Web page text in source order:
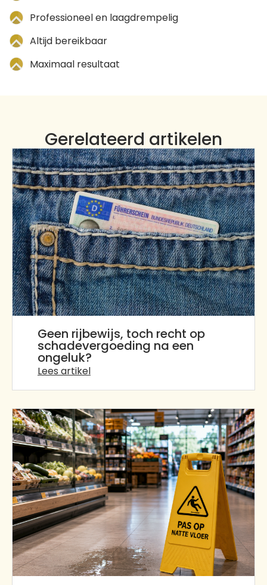
Professioneel en laagdrempelig
Altijd bereikbaar
Maximaal resultaat
Gerelateerd artikelen
Geen rijbewijs, toch recht op
schadevergoeding na een
ongeluk?
Lees artikel